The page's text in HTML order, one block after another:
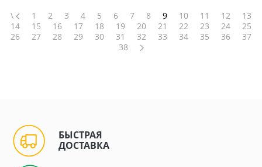
\ 1 2 3 4 5 6 7 8 9 10 11 12
13
14
15 16 17 18 19 20 21 22 23 24
25
26
27 28 29 30 31 32 33 34 35 36
37
38
БЫСТРАЯ
ДОСТАВКА